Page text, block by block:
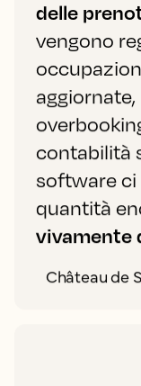
delle
vengono
contabilità
software ci
quantità
vivamente
Château de